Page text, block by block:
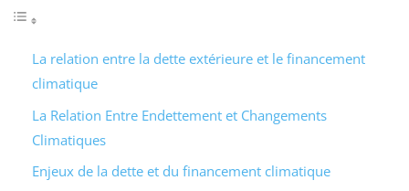
La relation entre la dette extérieure et le financement
climatique
La Relation Entre Endettement et Changements
Climatiques
Enjeux de la dette et du financement climatique